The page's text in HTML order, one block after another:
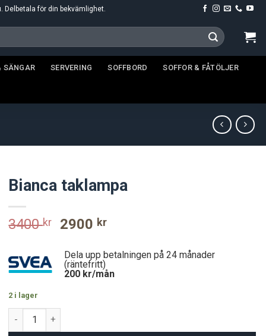
Delbetala för din bekvämlighet.
SÄNGAR SERVERING SOFFBORD SOFFOR & FÅTÖLJER
Bianca taklampa
3400kr
Original
was:
3400 kr.
2900 krCurrent
is:
2900 kr.
Dela upp betalningen på 24 månader
(räntefritt)
200 kr/mån
2 i lager
Bianca taklampa mängd